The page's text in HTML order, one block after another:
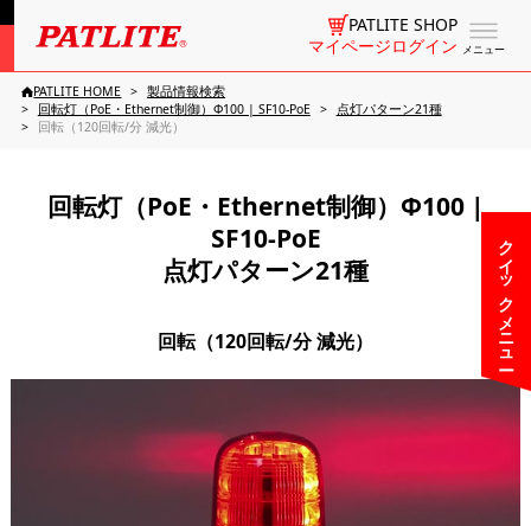
メニュー
PATLITE SHOP
マイページログイン
クイックメニュー
PATLITE HOME
製品情報検索
回転灯（PoE・Ethernet制御）Φ100 | SF10-PoE
点灯パターン21種
回転（120回転/分 減光）
回転灯（PoE・Ethernet制御）Φ100 |
SF10-PoE
点灯パターン21種
回転（120回転/分 減光）